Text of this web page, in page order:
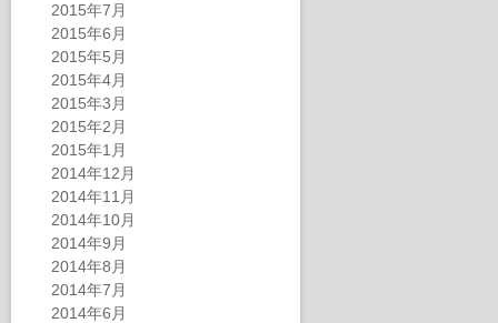
2015年7月
2015年6月
2015年5月
2015年4月
2015年3月
2015年2月
2015年1月
2014年12月
2014年11月
2014年10月
2014年9月
2014年8月
2014年7月
2014年6月